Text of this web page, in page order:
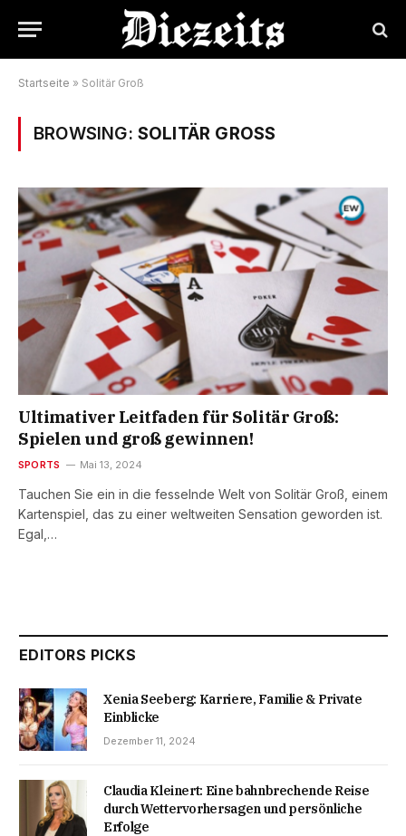
Startseite » Solitär Groß
BROWSING: SOLITÄR GROSS
Ultimativer Leitfaden für Solitär Groß:
Spielen und groß gewinnen!
SPORTS Mai 13, 2024
Tauchen Sie ein in die fesselnde Welt von Solitär Groß, einem
Kartenspiel, das zu einer weltweiten Sensation geworden ist.
Egal,…
EDITORS PICKS
Xenia Seeberg: Karriere, Familie & Private
Einblicke
Dezember 11, 2024
Claudia Kleinert: Eine bahnbrechende Reise
durch Wettervorhersagen und persönliche
Erfolge